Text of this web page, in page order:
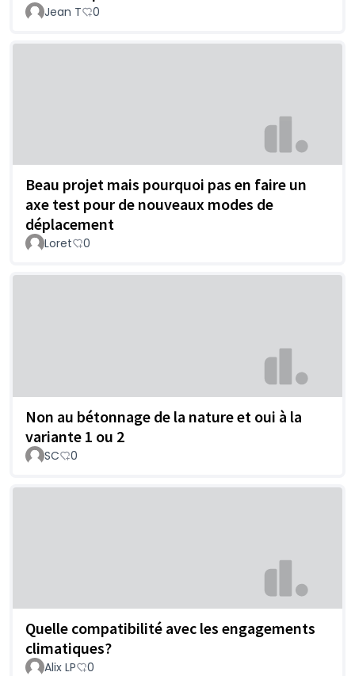
Jean T 0
Beau projet mais pourquoi pas en faire un
axe test pour de nouveaux modes de
déplacement
Loret 0
Non au bétonnage de la nature et oui à la
variante 1 ou 2
SC 0
Quelle compatibilité avec les engagements
climatiques?
Alix LP 0